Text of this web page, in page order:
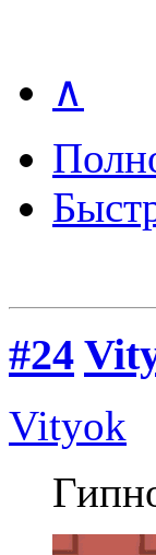
∧
#24
Vityok